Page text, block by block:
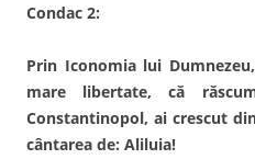
Condac 2:
Prin Iconomia lui
mare libertate, că
Constantinopol, ai crescut
cântarea de: Aliluia!